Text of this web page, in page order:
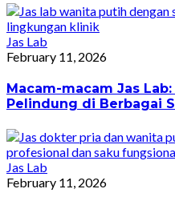
Jas Lab
February 11, 2026
Macam-macam Jas
Pelindung di Berbagai
Jas Lab
February 11, 2026